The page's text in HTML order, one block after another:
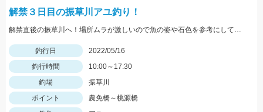
解禁３日目の振草川アユ釣り！
解禁直後の振草川へ！場所ムラが激しいので魚の姿や石色を参考にして入川しましょう。大樹寺店スタッフ岩崎釣行
釣行日
2022/05/16
釣行時間
10:00～17:30
釣場
振草川
ポイント
農免橋～桃源橋